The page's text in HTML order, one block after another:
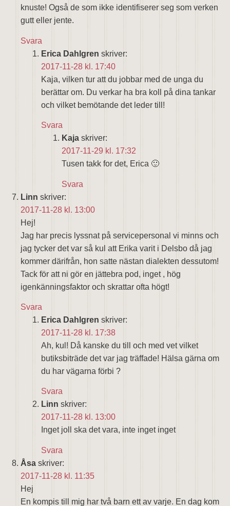
knuste! Også de som ikke identifiserer seg som verken
gutt eller jente.
Svara
Erica Dahlgren skriver:
2017-11-28 kl. 17:40
Kaja, vilken tur att du jobbar med de unga du
berättar om. Du verkar ha bra koll på dina tankar
och vilket bemötande det leder till!
Svara
Kaja skriver:
2017-11-29 kl. 17:32
Tusen takk for det, Erica 🙂
Svara
Linn skriver:
2017-11-28 kl. 13:00
Hej!
Jag har precis lyssnat på servicepersonal vi minns och
jag tycker det var så kul att Erika varit i Delsbo då jag
kommer därifrån, hon satte nästan dialekten dessutom!
Tack för att ni gör en jättebra pod, inget , hög
igenkänningsfaktor och skrattar ofta högt!
Svara
Erica Dahlgren skriver:
2017-11-28 kl. 17:38
Ah, kul! Då kanske du till och med vet vilket
butiksbiträde det var jag träffade! Hälsa gärna om
du har vägarna förbi ?
Svara
Linn skriver:
2017-11-28 kl. 13:00
Inget joll ska det vara, inte inget inget
Svara
Åsa skriver:
2017-11-28 kl. 11:35
Hej
En kompis till mig har två barn ett av varje. En dag kom